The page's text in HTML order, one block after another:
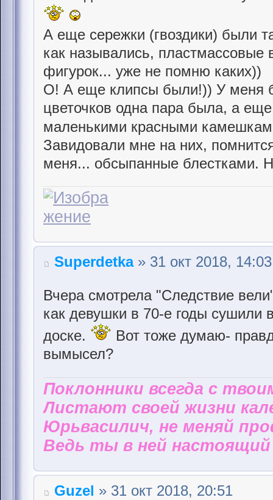
А еще сережки (гвоздики) были
как назывались, пластмассовые
фигурок... уже не помню каких))
О! А еще клипсы были!)) У меня
цветочков одна пара была, а
маленькими красными
Завидовали мне на них,
меня... обсыпанные блестками.
Superdetka» 31 окт 2018, 14:03
Вчера смотрела "Следствие
как девушки в 70-е годы сушили
доске.
Вот тоже думаю-
вымысел?
Поклонники всегда с
Листают своей жизни
Юрьвасилич, не меняй
Ведь ты в ней настоящий
Guzel » 31 окт 2018, 20:51